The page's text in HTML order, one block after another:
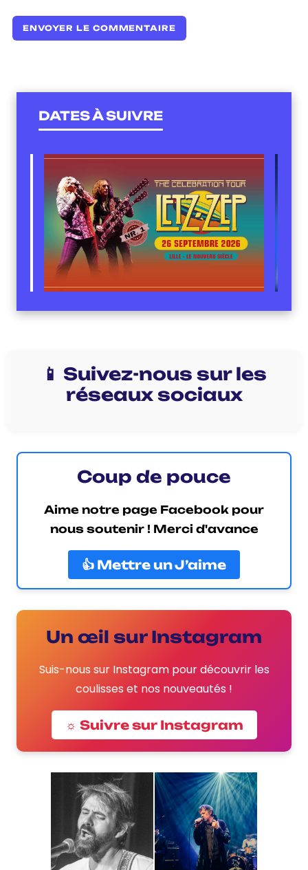
DATES À SUIVRE
📱 Suivez-nous sur les
réseaux sociaux
Coup de pouce
Aime notre page Facebook pour
nous soutenir ! Merci d'avance
👍 Mettre un J’aime
Un œil sur Instagram
Suis-nous sur Instagram pour découvrir les
coulisses et nos nouveautés !
☼ Suivre sur Instagram